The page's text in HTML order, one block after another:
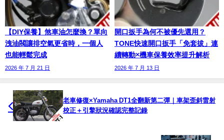
【DIY保養】煞車油怎麼換？單向
洩油閥讓排空氣更省時，一個人
也能輕鬆完成
2026 年 7 月 21 日
開口扳手為何不被優先選用？
TONE快速開口扳手「免套拔」連
續轉動×機車保養效率提升解析
2026 年 7 月 13 日
老車修復×Yamaha DT1全翻新第二彈｜車架歪斜雷射
校正＋引擎狀況確認完整記錄